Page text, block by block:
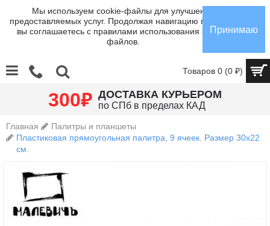
Мы используем cookie-файлы для улучшения
предоставляемых услуг. Продолжая навигацию по сайту,
вы соглашаетесь с правилами использования cookie-
файлов.
Принимаю
Товаров 0 (0 ₽)
300₽ ДОСТАВКА КУРЬЕРОМ
по СПб в пределах КАД
Главная
Палитры и планшеты
Пластиковая прямоугольная палитра, 9 ячеек. Размер 30х22
см.